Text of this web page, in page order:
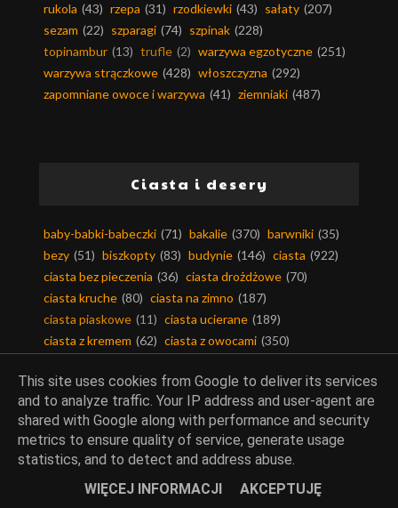
rukola (43) rzepa (31) rzodkiewki (43) sałaty (207)
sezam (22) szparagi (74) szpinak (228)
topinambur (13) trufle (2) warzywa egzotyczne (251)
warzywa strączkowe (428) włoszczyzna (292)
zapomniane owoce i warzywa (41) ziemniaki (487)
Ciasta i desery
baby-babki-babeczki (71) bakalie (370) barwniki (35)
bezy (51) biszkopty (83) budynie (146) ciasta (922)
ciasta bez pieczenia (36) ciasta drożdżowe (70)
ciasta kruche (80) ciasta na zimno (187)
ciasta piaskowe (11) ciasta ucierane (189)
ciasta z kremem (62) ciasta z owocami (350)
ciasto filo (13) ciasto francuskie (63)
ciasto kruche (108) ciasto makaronowe (11)
ciasto maślane (6) ciasto parzone (17)
ciasto półfrancuskie (5) ciasto twarogowe (4)
ciasto yufka (3) ciasto ziemniaczane (6)
cukier smakowy
(80) cukierki-czekoladki (11)
This site uses cookies from Google to deliver its services
and to analyze traffic. Your IP address and user-agent are
shared with Google along with performance and security
metrics to ensure quality of service, generate usage
statistics, and to detect and address abuse.
WIĘCEJ INFORMACJI
AKCEPTUJĘ